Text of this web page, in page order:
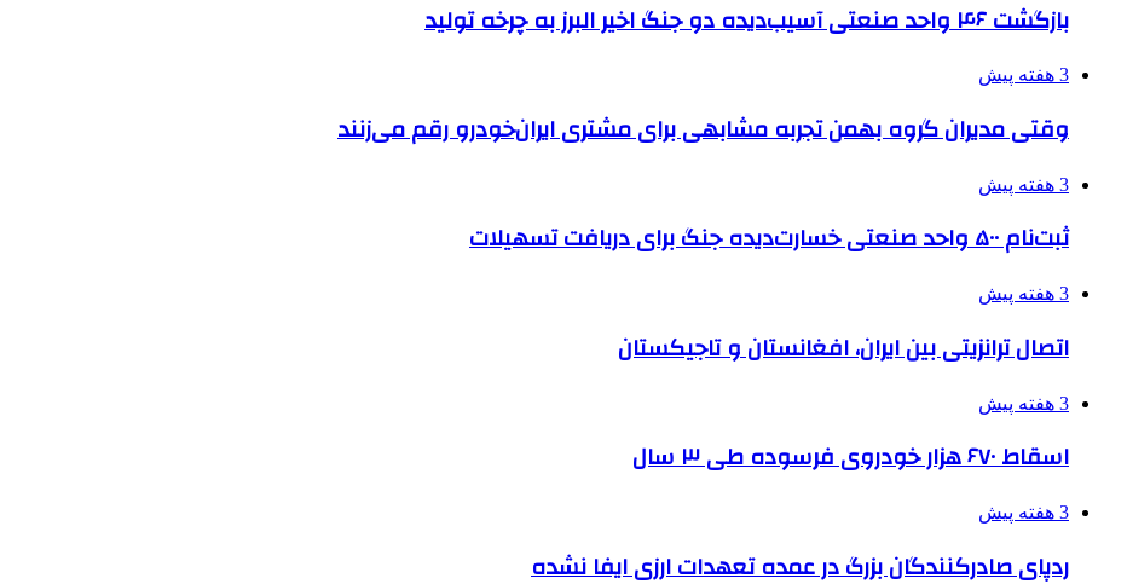
بازگشت ۴۶ واحد صنعتی آسیب‌دیده دو جنگ اخیر البرز به چرخه تولید
3 هفته پیش
وقتی مدیران گروه بهمن تجربه مشابهی برای مشتری ایران‌خودرو رقم می‌زنند
3 هفته پیش
ثبت‌نام ۵۰۰ واحد صنعتی خسارت‌دیده جنگ برای دریافت تسهیلات
3 هفته پیش
اتصال ترانزیتی بین ایران، افغانستان و تاجیکستان
3 هفته پیش
اسقاط ۶۷۰ هزار خودروی فرسوده طی ۳ سال
3 هفته پیش
ردپای صادرکنندگان بزرگ در عمده تعهدات ارزی ایفا نشده